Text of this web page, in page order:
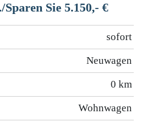
Sie 5.150,- €
sofort
Neuwagen
0 km
Wohnwagen